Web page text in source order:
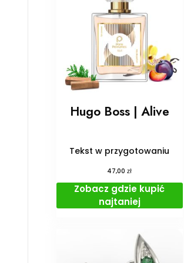
Hugo Boss | Alive
Tekst w przygotowaniu
47,00zł
Zobacz gdzie kupić
najtaniej